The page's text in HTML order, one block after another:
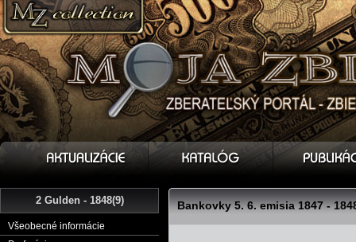
2 Gulden - 1848(9)
Všeobecné informácie
Bankovky 5. 6. emisia 1847 -